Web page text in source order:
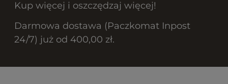
Kup więcej i oszczędzaj więcej!
Darmowa dostawa (Paczkomat Inpost
24/7) już od 400,00 zł.